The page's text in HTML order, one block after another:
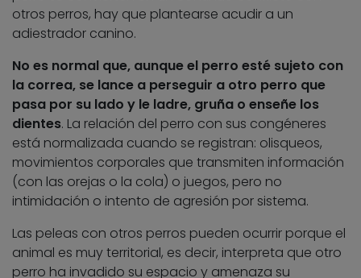
otros perros, hay que plantearse acudir a un
adiestrador canino.
No es normal que, aunque el perro esté sujeto con
la correa, se lance a perseguir a otro perro que
pasa por su lado y le ladre, gruña o enseñe los
dientes. La relación del perro con sus congéneres
está normalizada cuando se registran: olisqueos,
movimientos corporales que transmiten información
(con las orejas o la cola) o juegos, pero no
intimidación o intento de agresión por sistema.
Las peleas con otros perros pueden ocurrir porque el
animal es muy territorial, es decir, interpreta que otro
perro ha invadido su espacio y amenaza su